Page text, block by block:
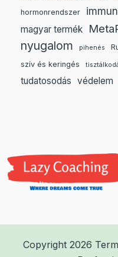
hormonrendszer
magyar termék
nyugalom pihenés
szív és keringés
tudatosodás védelem
Copyright 2026